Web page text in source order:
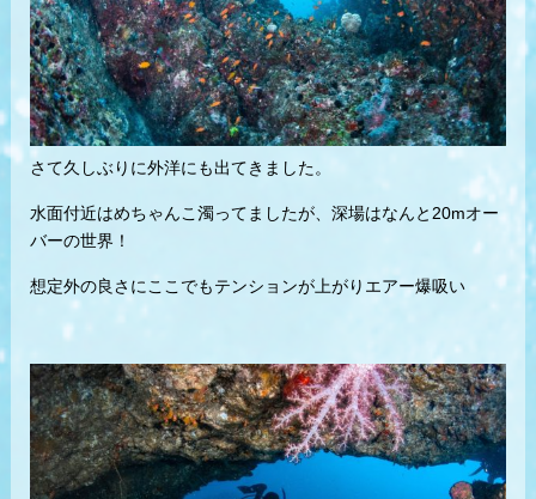
さて久しぶりに外洋にも出てきました。
水面付近はめちゃんこ濁ってましたが、深場はなんと20mオー
バーの世界！
想定外の良さにここでもテンションが上がりエアー爆吸い